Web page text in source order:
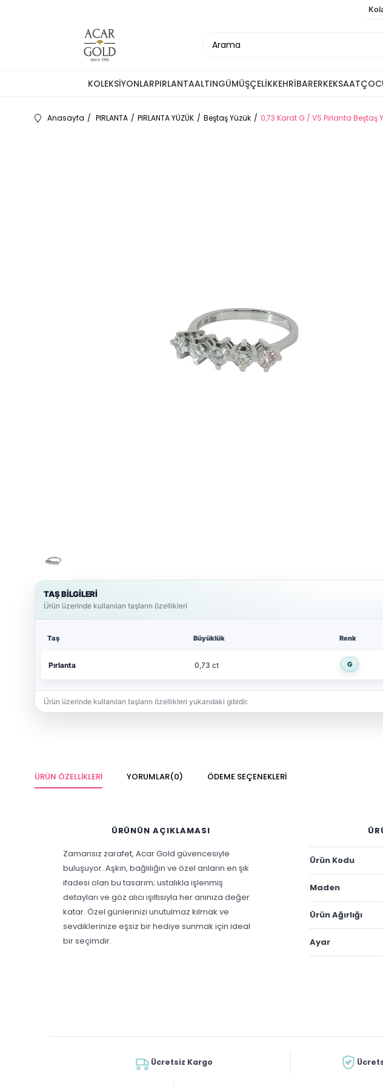
KOLEKSİYONLARPIRLANTAALTINGÜMÜŞÇELİKKEHRİBARERKEKSAAT
Anasayfa PIRLANTA PIRLANTA YÜZÜK Beştaş Yüzük 0,73 Karat G / VS Pırlanta Beştaş
TAŞ BİLGİLERİ
Ürün üzerinde kullanılan taşların özellikleri
Taş Büyüklük Renk
Pırlanta 0,73 ct G
Ürün üzerinde kullanılan taşların özellikleri yukarıdaki gibidir.
ÜRÜN ÖZELLIKLERI YORUMLAR(0) ÖDEME SEÇENEKLERI
ÜRÜNÜN AÇIKLAMASI
Zamansız zarafet, Acar Gold güvencesiyle
buluşuyor. Aşkın, bağlılığın ve özel anların en şık
ifadesi olan bu tasarım; ustalıkla işlenmiş
detayları ve göz alıcı ışıltısıyla her anınıza değer
katar. Özel günlerinizi unutulmaz kılmak ve
sevdiklerinize eşsiz bir hediye sunmak için ideal
bir seçimdir.
Ürün Kodu
Maden
Ürün Ağırlığı
Ayar
Ücretsiz Kargo